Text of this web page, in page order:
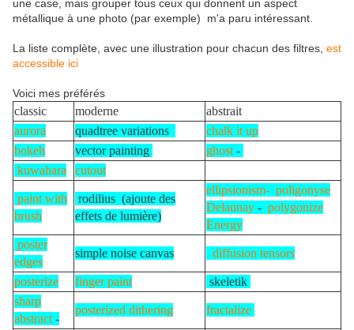
une case, mais grouper tous ceux qui donnent un aspect
métallique à une photo (par exemple) m'a paru intéressant.
La liste complète, avec une illustration pour chacun des filtres, est
accessible ici
Voici mes préférés
classic moderne
abstrait
aurora
quadtree variations
chalk it up
bokeh
vector painting ghost -
kuwahara
cutout
paint with
brush
rodilius (ajoute des
effets de lumière)
ellipsionism- poligonyse
Delaunay - polygonize
Energy
poster
edges
simple noise canvas diffusion tensors
posterize finger paint
skeletik
sharp
abstract -
posterized dithering fractalize